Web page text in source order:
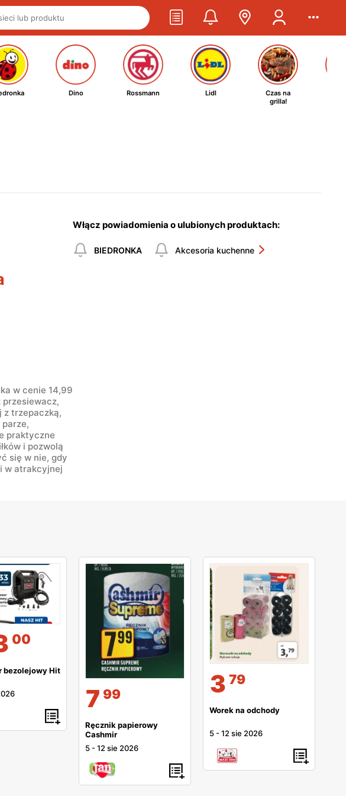
Dino Rossmann Lidl
Czas na
grilla!
w cenie 14,99
przesiewacz,
z trzepaczką,
praktyczne
i pozwolą
się w nie, gdy
w atrakcyjnej
Włącz powiadomienia o ulubionych produktach:
BIEDRONKA Akcesoria kuchenne
00
bezolejowy Hit
7 99
Ręcznik papierowy
Cashmir
5 -12 sie 2026
3 79
Worek na odchody
5 -12 sie 2026